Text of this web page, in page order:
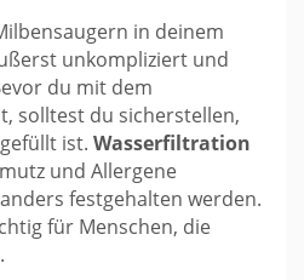
in deinem
unkompliziert und
du mit dem
solltest du sicherstellen,
ist. Wasserfiltration
und Allergene
festgehalten werden.
für Menschen, die